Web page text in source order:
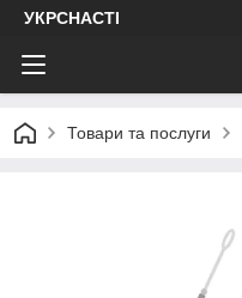
УКРСНАСТІ
Товари та послуги